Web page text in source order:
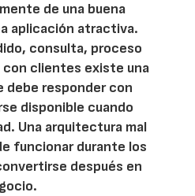
de una buena
aplicación atractiva.
consulta, proceso
clientes existe una
responder con
disponible cuando
Una arquitectura mal
funcionar durante los
después en